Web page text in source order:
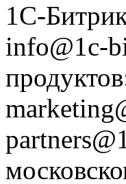
1С-
info@1c-
продуктов